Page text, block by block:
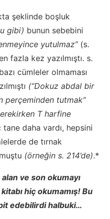
şeklinde boşluk
gibi) bunun sebebini
yutulmaz”(s.
fazla kez yazılmıştı. s.
cümleler olmaması
(“Dokuz abdal bir
perçeminden tutmak”
T harfine
daha vardı, hepsini
de tırnak
(örneğin s. 214’de).*
ve son okumayı
hiç okumamış! Bu
edebilirdi halbuki…